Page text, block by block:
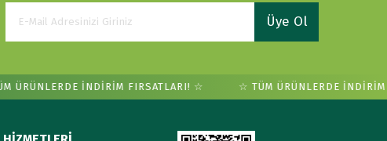
Üye Ol
ÜRÜNLERDE İNDİRİM FIRSATLARI! ☆ ☆ TÜM ÜRÜNLERDE İNDİRİM